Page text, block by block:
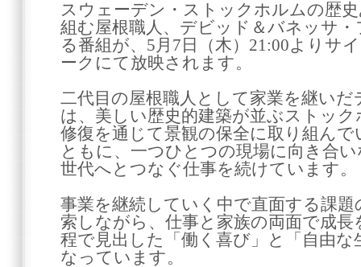
スウェーデン・ストックホルムの歴
組む屋根職人、デビッド＆バネッサ
る番組が、5月7日（木）21:00よりサ
ークにて放映されます。
二代目の屋根職人として家業を継い
は、美しい歴史的建築が並ぶストッ
修復を通じて景観の保全に取り組ん
ともに、一つひとつの現場に向き合
世代へとつなぐ仕事を続けています。
事業を継続していく中で直面する課
索しながら、仕事と家族の両面で成
程で見出した「働く喜び」と「自由
なっています。